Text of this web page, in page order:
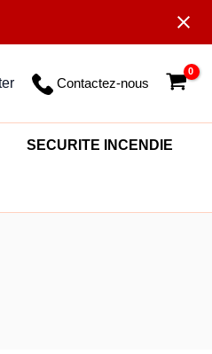
Contactez-nous
SECURITE INCENDIE